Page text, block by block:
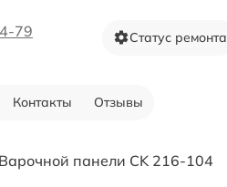
79 Статус ремонта
Контакты Отзывы
панели CK 216-104